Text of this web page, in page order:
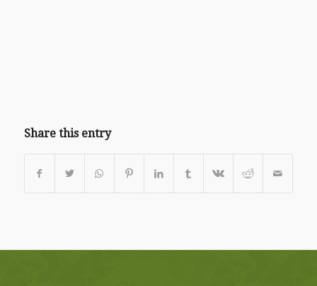
Share this entry